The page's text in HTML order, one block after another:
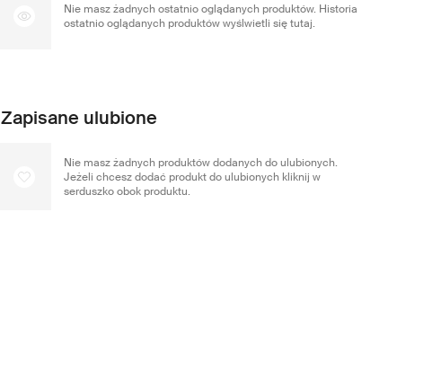
Nie masz żadnych ostatnio oglądanych produktów. Historia
ostatnio oglądanych produktów wyślwietli się tutaj.
Zapisane ulubione
Nie masz żadnych produktów dodanych do ulubionych.
Jeżeli chcesz dodać produkt do ulubionych kliknij w
serduszko obok produktu.